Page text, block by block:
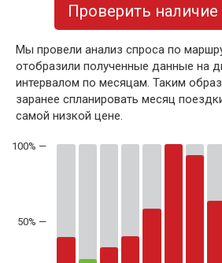
Проверить наличие
Мы провели анализ спроса по
отобразили полученные данные на
интервалом по месяцам. Таким
заранее спланировать месяц
самой низкой цене.
50% —